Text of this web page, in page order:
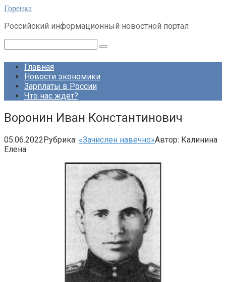
Перейти
контенту
Горенка
Российский информационный новостной портал
Главная
Новости экономики
Зарплаты в России
Что нас ждет?
Воронин Иван Константинович
05.06.2022Рубрика: «Зачислен навечно»Автор: Калинина
Елена